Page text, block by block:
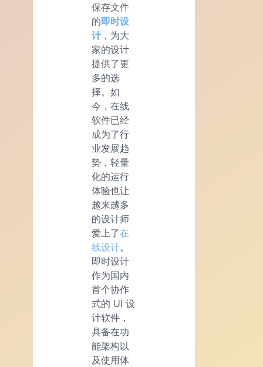
保存文件
的即时设
计 ，为大
家的设计
提供了更
多的选
择。如
今，在线
软件已经
成为了行
业发展趋
势，轻量
化的运行
体验也让
越来越多
的设计师
爱上了在
线设计。
即时设计
作为国内
首个协作
式的 UI 设
计软件，
具备在功
能架构以
及使用体